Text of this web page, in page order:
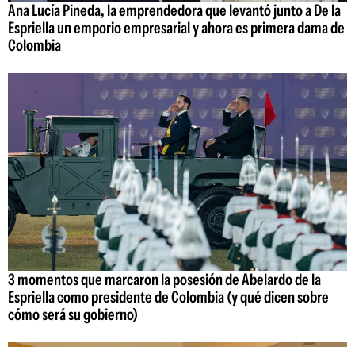
Ana Lucía Pineda, la emprendedora que levantó junto a De la
Espriella un emporio empresarial y ahora es primera dama de
Colombia
3 momentos que marcaron la posesión de Abelardo de la
Espriella como presidente de Colombia (y qué dicen sobre
cómo será su gobierno)